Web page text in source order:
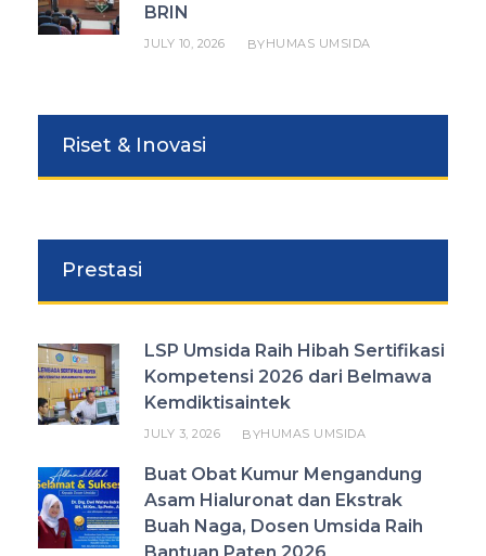
BRIN
JULY 10, 2026 BYHUMAS UMSIDA
Riset & Inovasi
Prestasi
LSP Umsida Raih Hibah Sertifikasi
Kompetensi 2026 dari Belmawa
Kemdiktisaintek
JULY 3, 2026 BYHUMAS UMSIDA
Buat Obat Kumur Mengandung
Asam Hialuronat dan Ekstrak
Buah Naga, Dosen Umsida Raih